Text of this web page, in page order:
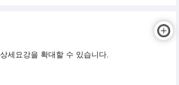
상세요강을 확대할 수 있습니다.